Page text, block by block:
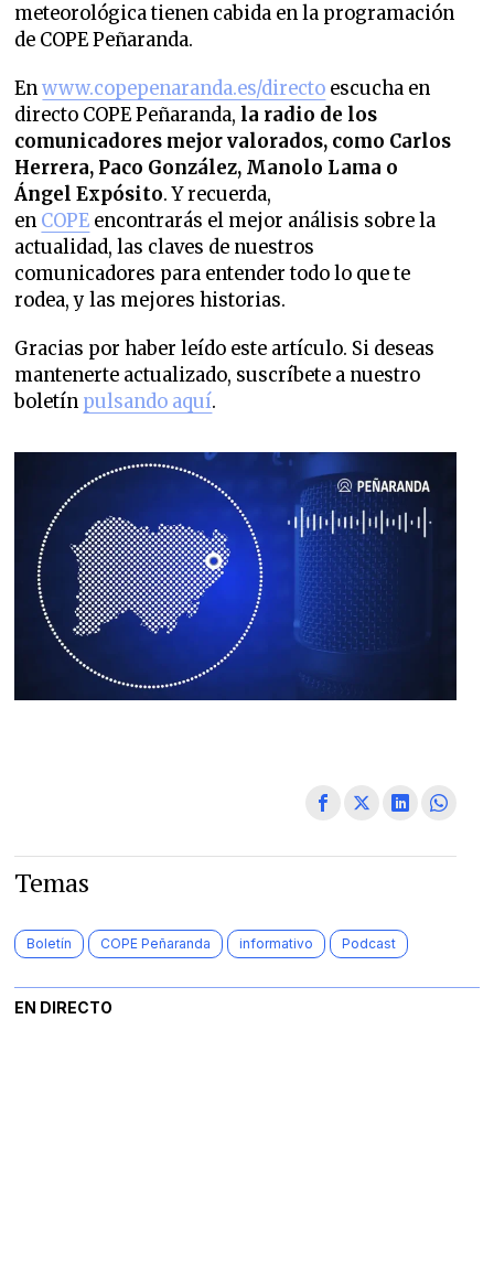
meteorológica tienen cabida en la programación
de COPE Peñaranda.
Enwww.copepenaranda.es/directo escucha en
directo COPE Peñaranda, la radio de los
comunicadores mejor valorados, como Carlos
Herrera, Paco González, Manolo Lama o
Ángel Expósito. Y recuerda,
en COPE encontrarás el mejor análisis sobre la
actualidad, las claves de nuestros
comunicadores para entender todo lo que te
rodea, y las mejores historias.
Gracias por haber leído este artículo. Si deseas
mantenerte actualizado, suscríbete a nuestro
boletín pulsando aquí.
Temas
Boletín COPE Peñaranda informativo Podcast
EN DIRECTO